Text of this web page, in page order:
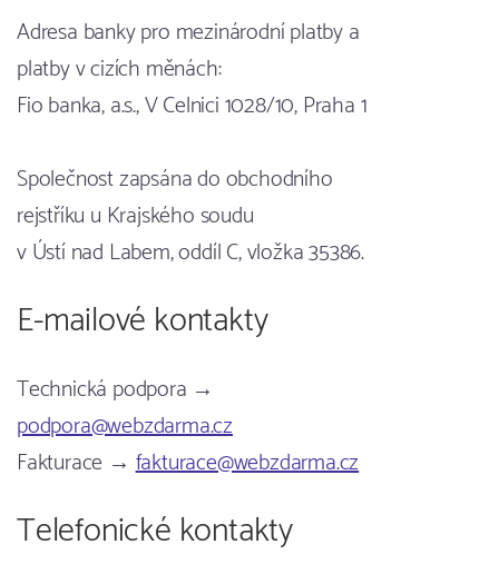
Adresa banky pro mezinárodní platby a
platby v cizích měnách:
Fio banka, a.s., V Celnici 1028/10, Praha 1
Společnost zapsána do obchodního
rejstříku u Krajského soudu
v Ústí nad Labem, oddíl C, vložka 35386.
E-mailové kontakty
Technická podpora →
podpora@webzdarma.cz
Fakturace →fakturace@webzdarma.cz
Telefonické kontakty